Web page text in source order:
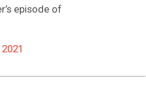
episode of